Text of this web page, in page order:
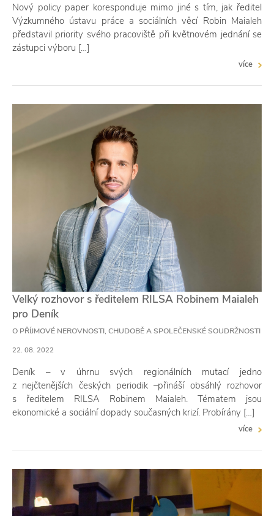
Nový policy paper koresponduje mimo jiné s tím, jak ředitel
Výzkumného ústavu práce a sociálních věcí Robin Maialeh
představil priority svého pracoviště při květnovém jednání se
zástupci výboru […]
více
Velký rozhovor s ředitelem RILSA Robinem Maialeh
pro Deník
O PŘÍJMOVÉ NEROVNOSTI, CHUDOBĚ A SPOLEČENSKÉ SOUDRŽNOSTI
22. 08. 2022
Deník – v úhrnu svých regionálních mutací jedno
z nejčtenějších českých periodik –přináší obsáhlý rozhovor
s ředitelem RILSA Robinem Maialeh. Tématem jsou
ekonomické a sociální dopady současných krizí. Probírány […]
více